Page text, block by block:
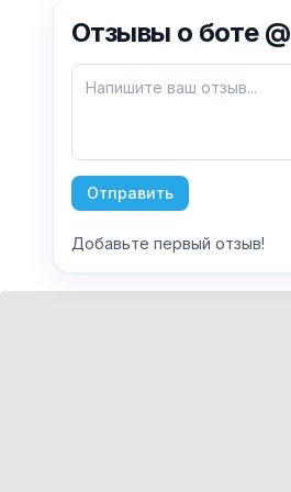
Отзывы о боте
Отправить
Добавьте первый отзыв!